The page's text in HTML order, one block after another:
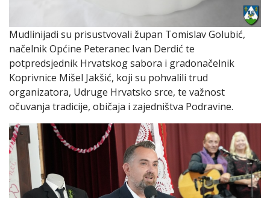
Mudlinijadi su prisustvovali župan Tomislav Golubić,
načelnik Općine Peteranec Ivan Derdić te
potpredsjednik Hrvatskog sabora i gradonačelnik
Koprivnice Mišel Jakšić, koji su pohvalili trud
organizatora, Udruge Hrvatsko srce, te važnost
očuvanja tradicije, običaja i zajedništva Podravine.